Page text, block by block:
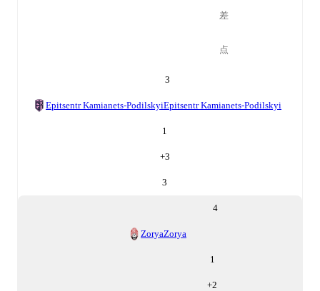
差
点
3
Epitsentr Kamianets-PodilskyiEpitsentr Kamianets-Podilskyi
1
+3
3
4
ZoryaZorya
1
+2